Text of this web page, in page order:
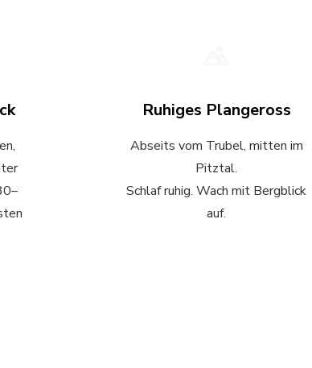
Ruhiges Plangeross
Abseits vom Trubel, mitten im
Pitztal.
Schlaf ruhig. Wach mit Bergblick
auf.